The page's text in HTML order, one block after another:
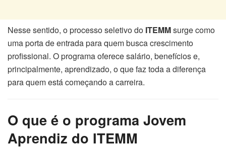
Nesse sentido, o processo seletivo do ITEMMsurge como
uma porta de entrada para quem busca crescimento
profissional. O programa oferece salário, benefícios e,
principalmente, aprendizado, o que faz toda a diferença
para quem está começando a carreira.
O que é o programa Jovem
Aprendiz do ITEMM